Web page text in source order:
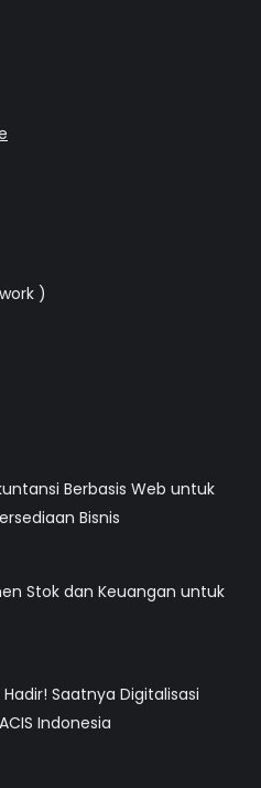
)
Berbasis Web untuk
Bisnis
Stok dan Keuangan untuk
Saatnya Digitalisasi
Indonesia